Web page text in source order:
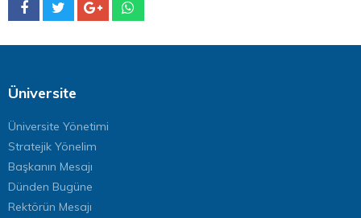
Üniversite
Üniversite Yönetimi
Stratejik Yönelim
Başkanın Mesajı
Dünden Bugüne
Rektörün Mesajı